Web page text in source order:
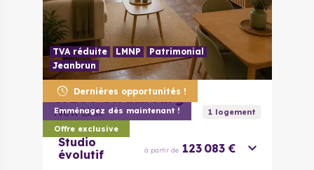
Dernières opportunités !
Emménagez dès maintenant !
Offre exclusive
TVA réduite LMNP
Patrimonial
Jeanbrun
67200 Strasbourg
New Link 1logement
Studio
évolutif
à partir de 123 083 €